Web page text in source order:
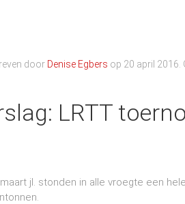
door Denise Egbers op 20 april 2016
LRTT
jl. stonden in alle vroegte een